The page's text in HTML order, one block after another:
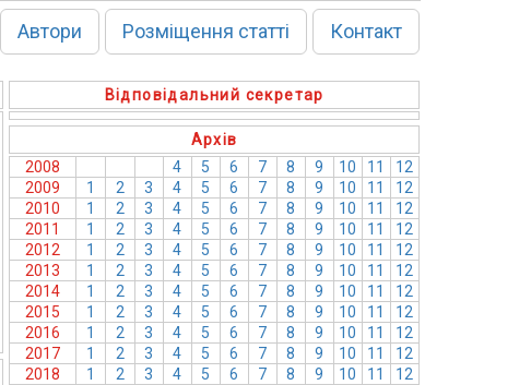
Автори Розміщення статті Контакт
Відповідальний секретар
Архів
2008
4 5 6 7 8 9 10 11
12
2009
1 2 3 4 5 6 7 8 9 10 11
12
2010
1 2 3 4 5 6 7 8 9 10 11
12
2011
1 2 3 4 5 6 7 8 9 10 11
12
2012
1 2 3 4 5 6 7 8 9 10 11
12
2013
1 2 3 4 5 6 7 8 9 10 11
12
2014
1 2 3 4 5 6 7 8 9 10 11
12
2015
1 2 3 4 5 6 7 8 9 10 11
12
2016
1 2 3 4 5 6 7 8 9 10 11
12
2017
1 2 3 4 5 6 7 8 9 10 11
12
2018
1 2 3 4 5 6 7 8 9 10 11
12